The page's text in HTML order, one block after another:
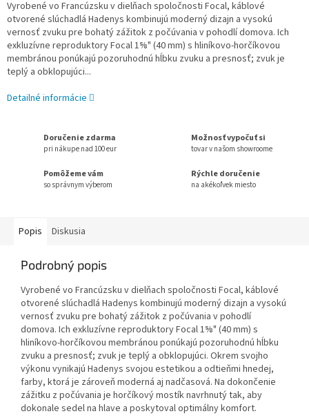
Vyrobené vo Francúzsku v dielňach spoločnosti Focal, káblové
otvorené slúchadlá Hadenys kombinujú moderný dizajn a vysokú
vernosť zvuku pre bohatý zážitok z počúvania v pohodlí domova. Ich
exkluzívne reproduktory Focal 1⅝" (40 mm) s hliníkovo-horčíkovou
membránou ponúkajú pozoruhodnú hĺbku zvuku a presnosť; zvuk je
teplý a obklopujúci...
Detailné informácie
Doručenie zdarma
pri nákupe nad 100 eur
Možnosť vypočuť si
tovar v našom showroome
Pomôžeme vám
so správnym výberom
Rýchle doručenie
na akékoľvek miesto
Popis Diskusia
Podrobný popis
Vyrobené vo Francúzsku v dielňach spoločnosti Focal, káblové
otvorené slúchadlá Hadenys kombinujú moderný dizajn a vysokú
vernosť zvuku pre bohatý zážitok z počúvania v pohodlí
domova. Ich exkluzívne reproduktory Focal 1⅝" (40 mm) s
hliníkovo-horčíkovou membránou ponúkajú pozoruhodnú hĺbku
zvuku a presnosť; zvuk je teplý a obklopujúci. Okrem svojho
výkonu vynikajú Hadenys svojou estetikou a odtieňmi hnedej,
farby, ktorá je zároveň moderná aj nadčasová. Na dokončenie
zážitku z počúvania je horčíkový mostík navrhnutý tak, aby
dokonale sedel na hlave a poskytoval optimálny komfort.